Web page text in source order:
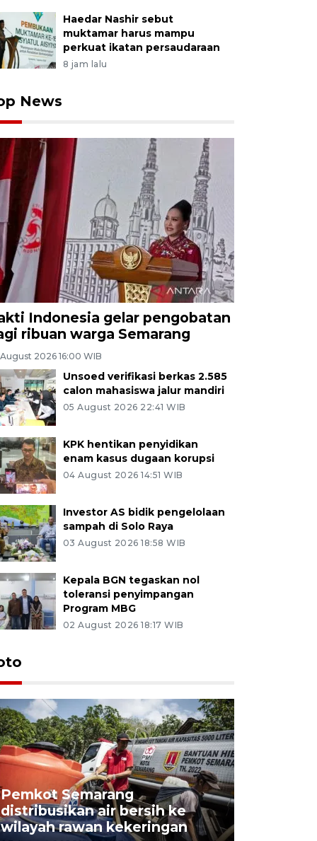
Haedar Nashir sebut
muktamar harus mampu
perkuat ikatan persaudaraan
8 jam lalu
News
Indonesia gelar pengobatan
ribuan warga Semarang
2026 16:00 WIB
Unsoed verifikasi berkas 2.585
calon mahasiswa jalur mandiri
05 August 2026 22:41 WIB
KPK hentikan penyidikan
enam kasus dugaan korupsi
04 August 2026 14:51 WIB
Investor AS bidik pengelolaan
sampah di Solo Raya
03 August 2026 18:58 WIB
Kepala BGN tegaskan nol
toleransi penyimpangan
Program MBG
02 August 2026 18:17 WIB
Pemkot Semarang
distribusikan air bersih ke
wilayah rawan kekeringan